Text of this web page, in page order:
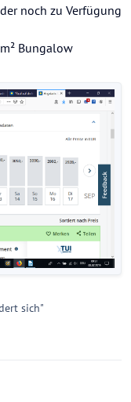
noch zu Verfügung
Bungalow
sich"